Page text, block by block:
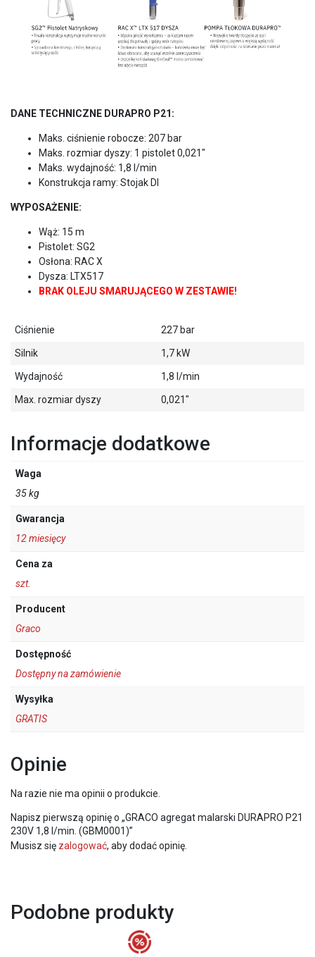
DANE TECHNICZNE DURAPRO P21:
Maks. ciśnienie robocze: 207 bar
Maks. rozmiar dyszy: 1 pistolet 0,021″
Maks. wydajność: 1,8 l/min
Konstrukcja ramy: Stojak DI
WYPOSAŻENIE:
Wąż: 15 m
Pistolet: SG2
Osłona: RAC X
Dysza: LTX517
BRAK OLEJU SMARUJĄCEGO W ZESTAWIE!
Ciśnienie 227 bar
Silnik 1,7 kW
Wydajność 1,8 l/min
Max. rozmiar dyszy 0,021"
Informacje dodatkowe
Waga
35 kg
Gwarancja
12 miesięcy
Cena za
szt.
Producent
Graco
Dostępność
Dostępny na zamówienie
Wysyłka
GRATIS
Opinie
Na razie nie ma opinii o produkcie.
Napisz pierwszą opinię o „GRACO agregat malarski DURAPRO P21
230V 1,8 l/min. (GBM0001)”
Musisz się zalogować, aby dodać opinię.
Podobne produkty